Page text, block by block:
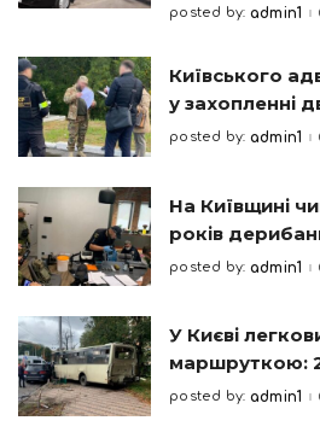
Posted
posted by: admin1
Київського
у захопленні
Posted
posted by: admin1
На Київщині
років
Posted
posted by: admin1
У Києві
маршруткою:
Posted
posted by: admin1